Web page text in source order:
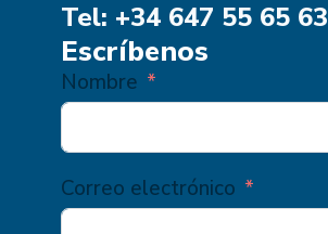
Tel: +34 647 55 65 63
Escríbenos
Nombre
Correo electrónico